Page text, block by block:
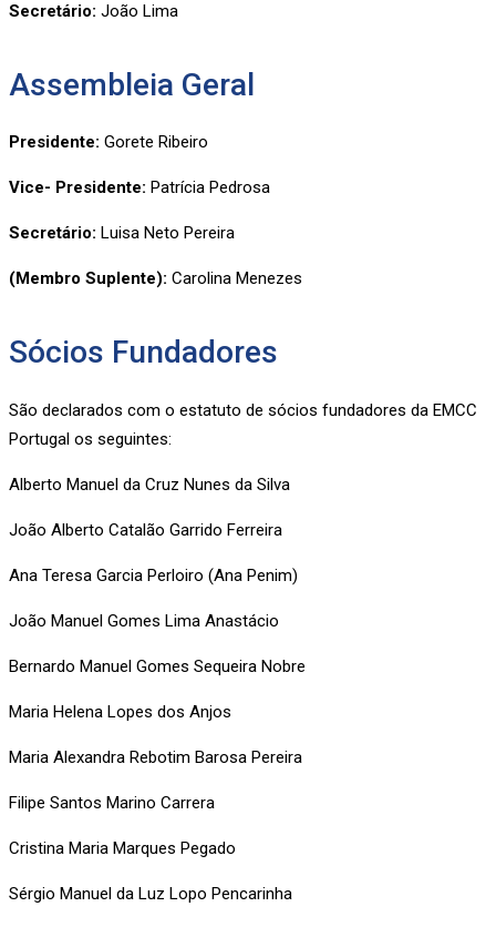
Secretário: João Lima
Assembleia Geral
Presidente: Gorete Ribeiro
Vice- Presidente: Patrícia Pedrosa
Secretário: Luisa Neto Pereira
(Membro Suplente): Carolina Menezes
Sócios Fundadores
São declarados com o estatuto de sócios fundadores da EMCC
Portugal os seguintes:
Alberto Manuel da Cruz Nunes da Silva
João Alberto Catalão Garrido Ferreira
Ana Teresa Garcia Perloiro (Ana Penim)
João Manuel Gomes Lima Anastácio
Bernardo Manuel Gomes Sequeira Nobre
Maria Helena Lopes dos Anjos
Maria Alexandra Rebotim Barosa Pereira
Filipe Santos Marino Carrera
Cristina Maria Marques Pegado
Sérgio Manuel da Luz Lopo Pencarinha